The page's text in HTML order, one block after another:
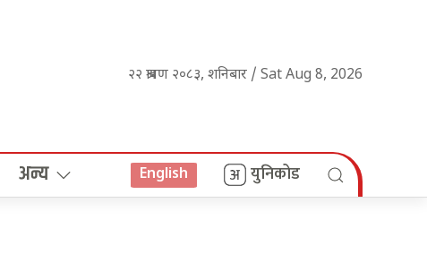
२२ श्रावण २०८३, शनिबार / Sat Aug 8, 2026
अन्य English युनिकोड